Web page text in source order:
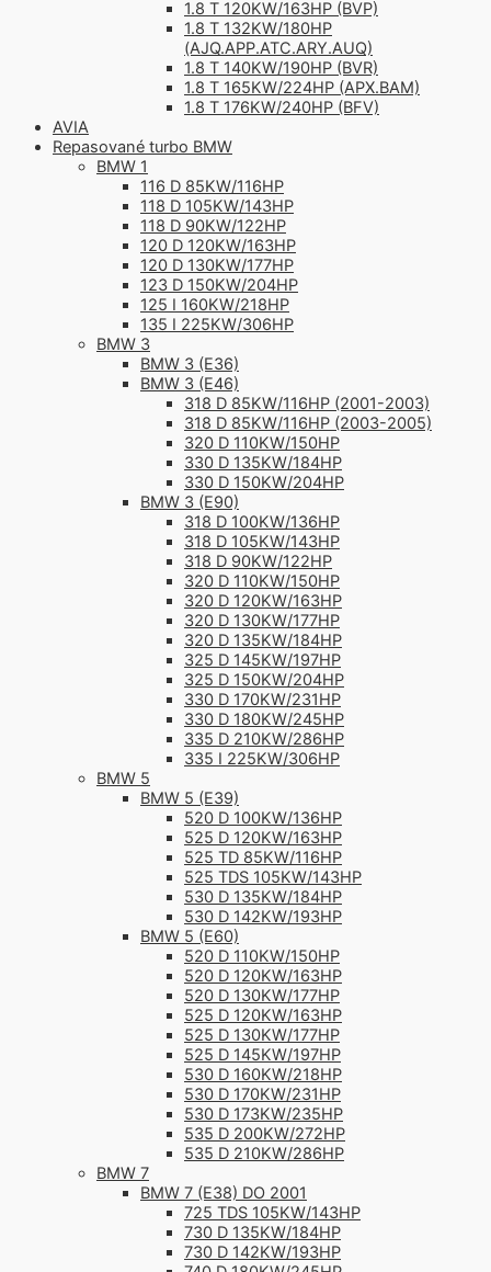
1.8 T 120KW/163HP (BVP)
1.8 T 132KW/180HP
(AJQ.APP.ATC.ARY.AUQ)
1.8 T 140KW/190HP (BVR)
1.8 T 165KW/224HP (APX.BAM)
1.8 T 176KW/240HP (BFV)
AVIA
Repasované turbo BMW
BMW 1
116 D 85KW/116HP
118 D 105KW/143HP
118 D 90KW/122HP
120 D 120KW/163HP
120 D 130KW/177HP
123 D 150KW/204HP
125 I 160KW/218HP
135 I 225KW/306HP
BMW 3
BMW 3 (E36)
BMW 3 (E46)
318 D 85KW/116HP (2001-2003)
318 D 85KW/116HP (2003-2005)
320 D 110KW/150HP
330 D 135KW/184HP
330 D 150KW/204HP
BMW 3 (E90)
318 D 100KW/136HP
318 D 105KW/143HP
318 D 90KW/122HP
320 D 110KW/150HP
320 D 120KW/163HP
320 D 130KW/177HP
320 D 135KW/184HP
325 D 145KW/197HP
325 D 150KW/204HP
330 D 170KW/231HP
330 D 180KW/245HP
335 D 210KW/286HP
335 I 225KW/306HP
BMW 5
BMW 5 (E39)
520 D 100KW/136HP
525 D 120KW/163HP
525 TD 85KW/116HP
525 TDS 105KW/143HP
530 D 135KW/184HP
530 D 142KW/193HP
BMW 5 (E60)
520 D 110KW/150HP
520 D 120KW/163HP
520 D 130KW/177HP
525 D 120KW/163HP
525 D 130KW/177HP
525 D 145KW/197HP
530 D 160KW/218HP
530 D 170KW/231HP
530 D 173KW/235HP
535 D 200KW/272HP
535 D 210KW/286HP
BMW 7
BMW 7 (E38) DO 2001
725 TDS 105KW/143HP
730 D 135KW/184HP
730 D 142KW/193HP